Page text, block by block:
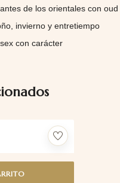
de los orientales con
invierno y entretiempo
con carácter